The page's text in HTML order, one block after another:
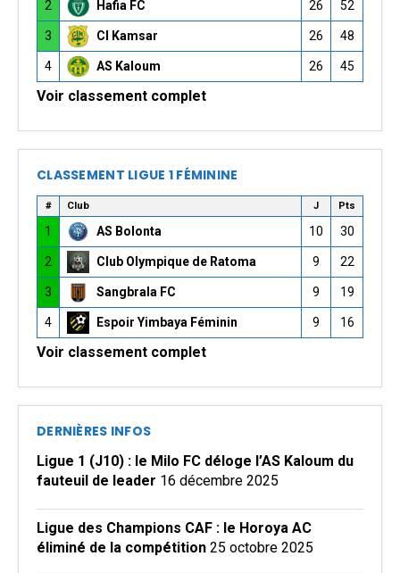
2 Hafia FC 26 52
3 CI Kamsar 26 48
4 AS Kaloum 26 45
Voir classement complet
CLASSEMENT LIGUE 1 FÉMININE
# Club J Pts
1 AS Bolonta 10 30
2 Club Olympique de Ratoma 9 22
3 Sangbrala FC 9 19
4 Espoir Yimbaya Féminin 9 16
Voir classement complet
DERNIÈRES INFOS
Ligue 1 (J10) : le Milo FC déloge l’AS Kaloum du
fauteuil de leader 16 décembre 2025
Ligue des Champions CAF : le Horoya AC
éliminé de la compétition 25 octobre 2025